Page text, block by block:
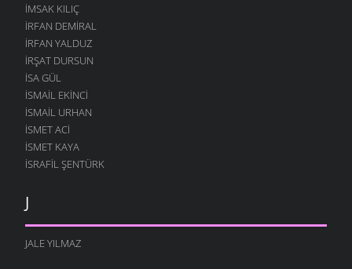
İMSAK KILIÇ
İRFAN DEMIRAL
İRFAN YALDUZ
İRŞAT DURSUN
ISA GÜL
ISMAIL EKINCI
İSMAIL URHAN
İSMET ACI
ISMET KAYA
İSRAFIL ŞENTÜRK
J
JALE YILMAZ